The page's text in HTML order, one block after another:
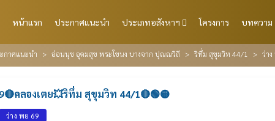
หน้าแรก ประกาศแนะนำ ประเภทอสังหาฯ โครงการ บทความ
กาศแนะนำ อ่อนนุช อุดมสุข พระโขนง บางจาก ปุณณวิถี ริทึ่ม สุขุมวิท 44/1 ว่า
คลองเตย💥ริทึ่ม สุขุมวิท 44/1🔴🟢🟡
ว่าง พย 69